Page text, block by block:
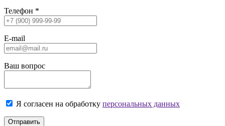
Телефон *
E-mail
Ваш вопрос
Я согласен на обработку персональных данных
Отправить